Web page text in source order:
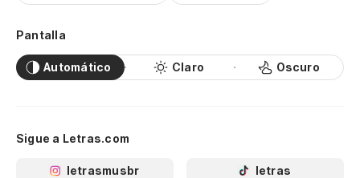
Pantalla
Automático Claro Oscuro
Sigue a Letras.com
letrasmusbr letras